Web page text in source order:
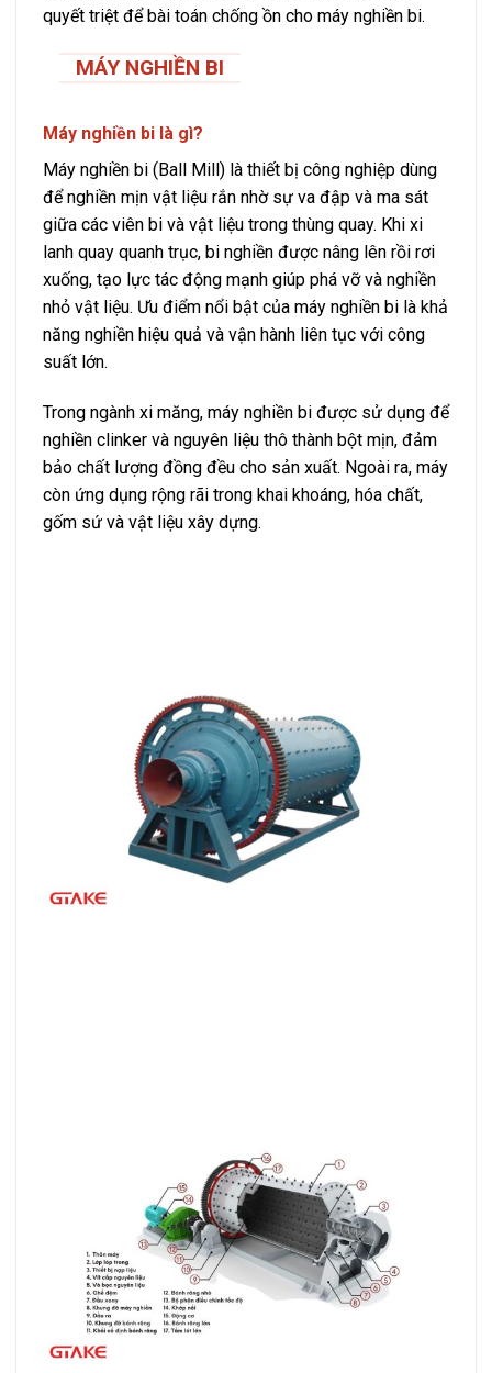
quyết triệt để bài toán chống ồn cho máy nghiền bi.
MÁY NGHIỀN BI
Máy nghiền bi là gì?
Máy nghiền bi (Ball Mill) là thiết bị công nghiệp dùng
để nghiền mịn vật liệu rắn nhờ sự va đập và ma sát
giữa các viên bi và vật liệu trong thùng quay. Khi xi
lanh quay quanh trục, bi nghiền được nâng lên rồi rơi
xuống, tạo lực tác động mạnh giúp phá vỡ và nghiền
nhỏ vật liệu. Ưu điểm nổi bật của máy nghiền bi là khả
năng nghiền hiệu quả và vận hành liên tục với công
suất lớn.
Trong ngành xi măng, máy nghiền bi được sử dụng để
nghiền clinker và nguyên liệu thô thành bột mịn, đảm
bảo chất lượng đồng đều cho sản xuất. Ngoài ra, máy
còn ứng dụng rộng rãi trong khai khoáng, hóa chất,
gốm sứ và vật liệu xây dựng.